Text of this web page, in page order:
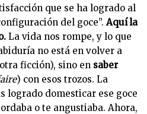
que se ha logrado al
del goce”.Aquí la
La vida nos rompe, y lo que
no está en volver a
ficción), sino en saber
) con esos trozos. La
logrado domesticar ese goce
o te angustiaba. Ahora,